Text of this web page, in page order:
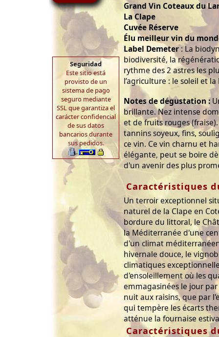
Seguridad
Este sitio está
provisto de un
sistema de pago
seguro mediante
SSL que garantiza el
carácter confidencial
de sus datos
bancarios durante
sus pedidos.
Grand Vin Coteaux du
La Clape
Cuvée Réserve
Élu meilleur vin du
Label Demeter : La
biodiversité, la
rythme des 2 astres les
l’agriculture : le soleil et
Notes de dégustation :
brillante. Nez intense
et de fruits rouges
tannins soyeux, fins,
ce vin. Ce vin charnu et
élégante, peut se boire
d'un avenir des plus
Caractéristiques
Un terroir exceptionnel
naturel de la Clape en
bordure du littoral, le
la Méditerranée d'une
d'un climat
hivernale douce, le
climatiques
d'ensoleillement où les
emmagasinées le jour
nuit aux raisins, que par
qui tempère les écarts
atténue la fournaise
Caractéristiques